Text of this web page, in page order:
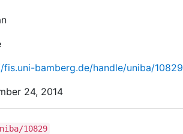
fis.uni-bamberg.de/handle/uniba/10829
24, 2014
10829